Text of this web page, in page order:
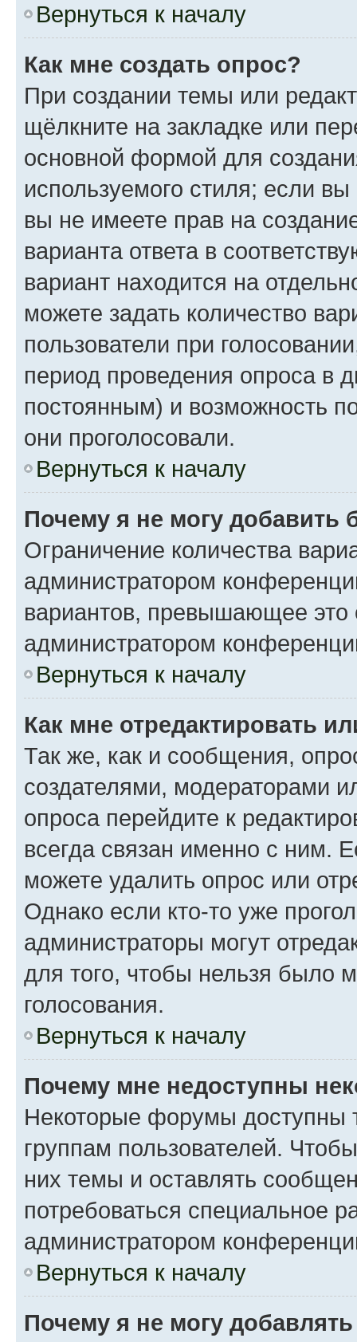
Вернуться к началу
Как мне создать опрос?
При создании темы или
щёлкните на закладке или
основной формой для
используемого стиля; если
вы не имеете прав на
варианта ответа в
вариант находится на
можете задать количество
пользователи при
период проведения опроса в
постоянным) и возможность
они проголосовали.
Вернуться к началу
Почему я не могу добавить
Ограничение количества
администратором
вариантов, превышающее это
администратором
Вернуться к началу
Как мне отредактировать
Так же, как и сообщения,
создателями, модераторами
опроса перейдите к
всегда связан именно с ним.
можете удалить опрос или
Однако если кто-то уже
администраторы могут
для того, чтобы нельзя было
голосования.
Вернуться к началу
Почему мне недоступны
Некоторые форумы доступны
группам пользователей.
них темы и оставлять
потребоваться специальное
администратором
Вернуться к началу
Почему я не могу